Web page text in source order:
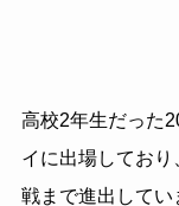
高校2年生だった
イに出場してお
戦まで進出してい